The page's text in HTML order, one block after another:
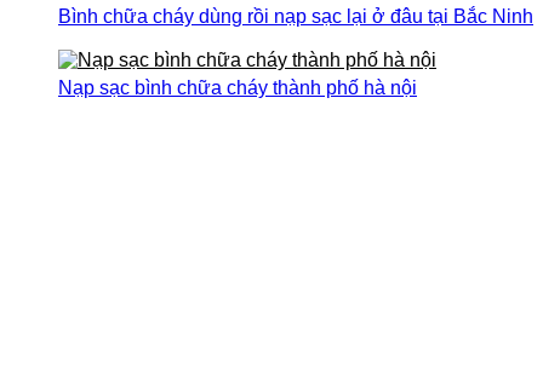
Bình chữa cháy dùng rồi nạp sạc lại ở đâu tại Bắc Ninh
Nạp sạc bình chữa cháy thành phố hà nội